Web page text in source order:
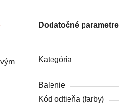
Dodatočné parametre
Kategória
Balenie
Kód odtieňa (farby)